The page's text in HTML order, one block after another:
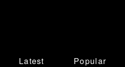
Latest Popular